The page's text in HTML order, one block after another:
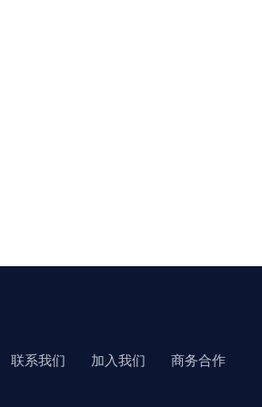
联系我们 加入我们 商务合作